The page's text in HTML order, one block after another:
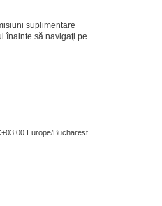
suplimentare
înainte să navigaţi pe
Europe/Bucharest